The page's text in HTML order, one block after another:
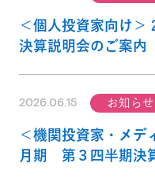
＜個人投資家向け
決算説明会のご案内
2026.06.15 お知らせ
＜機関投資家・メデ
月期 第３四半期決